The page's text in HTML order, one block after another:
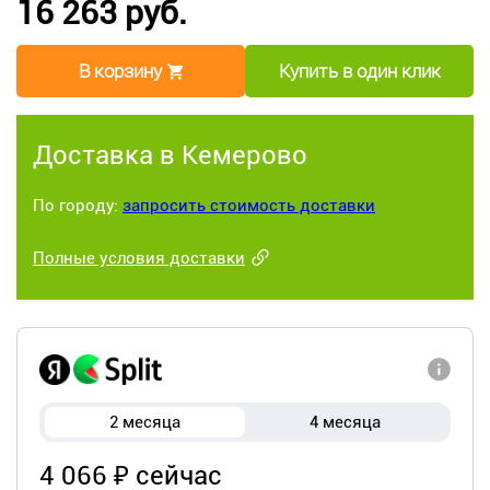
16 263 руб.
В корзину Купить в один клик
Доставка в Кемерово
По городу: запросить стоимость доставки
Полные условия доставки
2 месяца 4 месяца
4 066 ₽ сейчас